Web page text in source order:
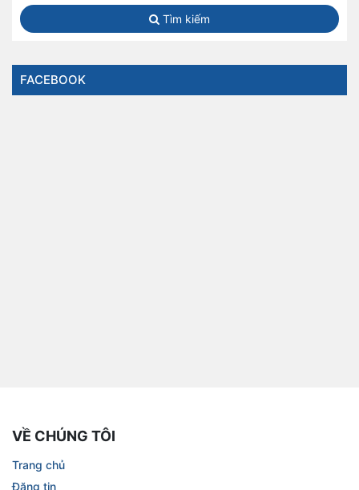
Tìm kiếm
FACEBOOK
VỀ CHÚNG TÔI
Trang chủ
Đăng tin